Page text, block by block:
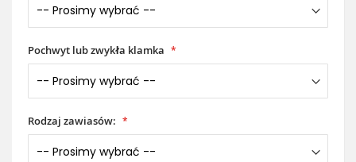
Pochwyt lub zwykła klamka
Rodzaj zawiasów: